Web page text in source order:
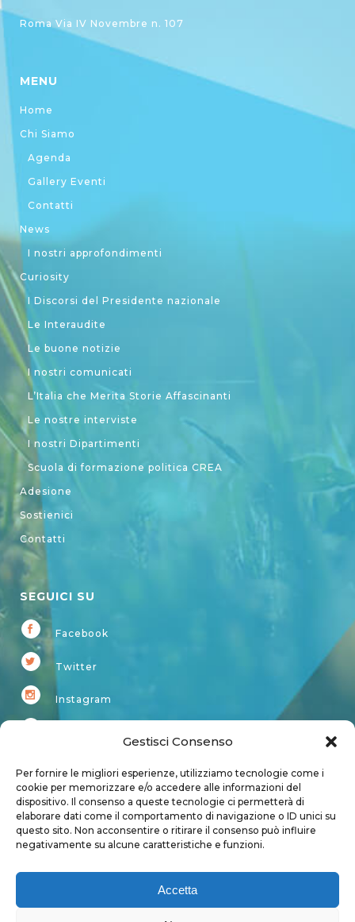
Gestisci Consenso
Per fornire le migliori esperienze, utilizziamo tecnologie come i
cookie per memorizzare e/o accedere alle informazioni del
dispositivo. Il consenso a queste tecnologie ci permetterà di
elaborare dati come il comportamento di navigazione o ID unici su
questo sito. Non acconsentire o ritirare il consenso può influire
negativamente su alcune caratteristiche e funzioni.
Accetta
Roma Via IV Novembre n. 107
MENU
Home
Chi Siamo
Agenda
Gallery Eventi
Contatti
News
I nostri approfondimenti
Curiosity
I Discorsi del Presidente nazionale
Le Interaudite
Le buone notizie
I nostri comunicati
L’Italia che Merita Storie Affascinanti
Le nostre interviste
I nostri Dipartimenti
Scuola di formazione politica CREA
Adesione
Sostienici
Contatti
SEGUICI SU
Facebook
Twitter
Instagram
Account
Login
User page